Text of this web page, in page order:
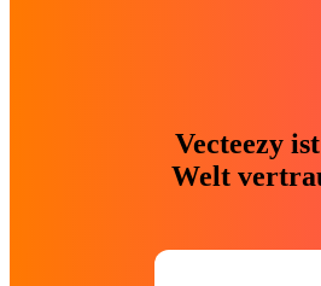
Vecteezy
Welt